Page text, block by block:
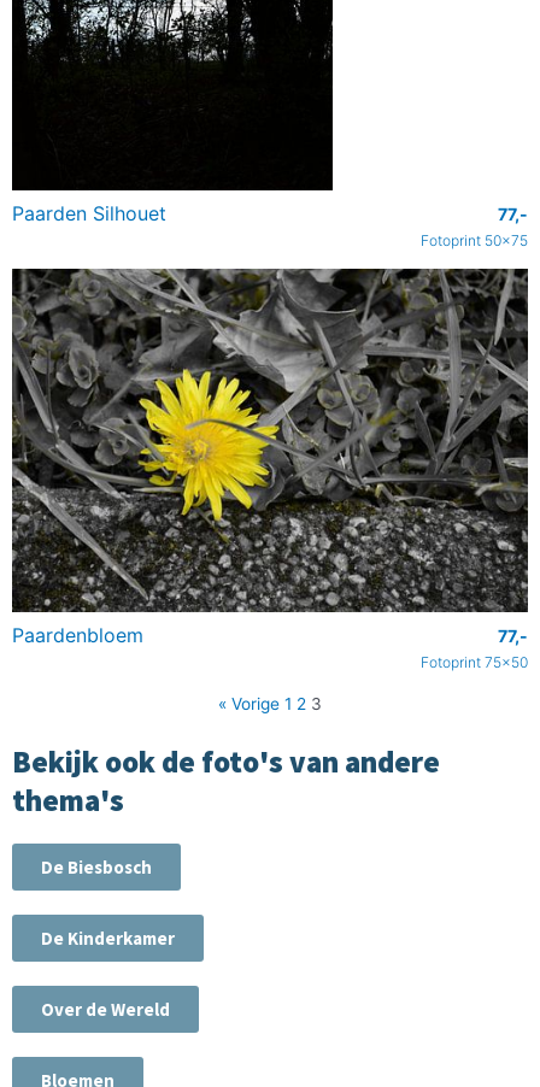
Paarden Silhouet 77,-
Fotoprint 50x75
Paardenbloem 77,-
Fotoprint 75x50
« Vorige 1 2 3
Bekijk ook de foto's van andere
thema's
De Biesbosch
De Kinderkamer
Over de Wereld
Bloemen